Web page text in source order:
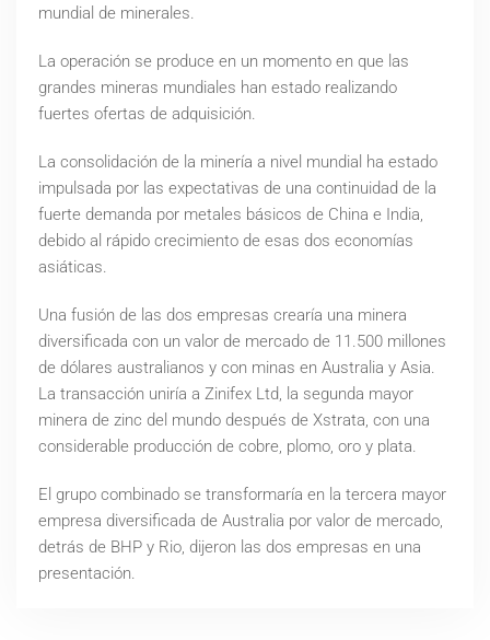
mundial de minerales.
La operación se produce en un momento en que las
grandes mineras mundiales han estado realizando
fuertes ofertas de adquisición.
La consolidación de la minería a nivel mundial ha estado
impulsada por las expectativas de una continuidad de la
fuerte demanda por metales básicos de China e India,
debido al rápido crecimiento de esas dos economías
asiáticas.
Una fusión de las dos empresas crearía una minera
diversificada con un valor de mercado de 11.500 millones
de dólares australianos y con minas en Australia y Asia.
La transacción uniría a Zinifex Ltd, la segunda mayor
minera de zinc del mundo después de Xstrata, con una
considerable producción de cobre, plomo, oro y plata.
El grupo combinado se transformaría en la tercera mayor
empresa diversificada de Australia por valor de mercado,
detrás de BHP y Rio, dijeron las dos empresas en una
presentación.